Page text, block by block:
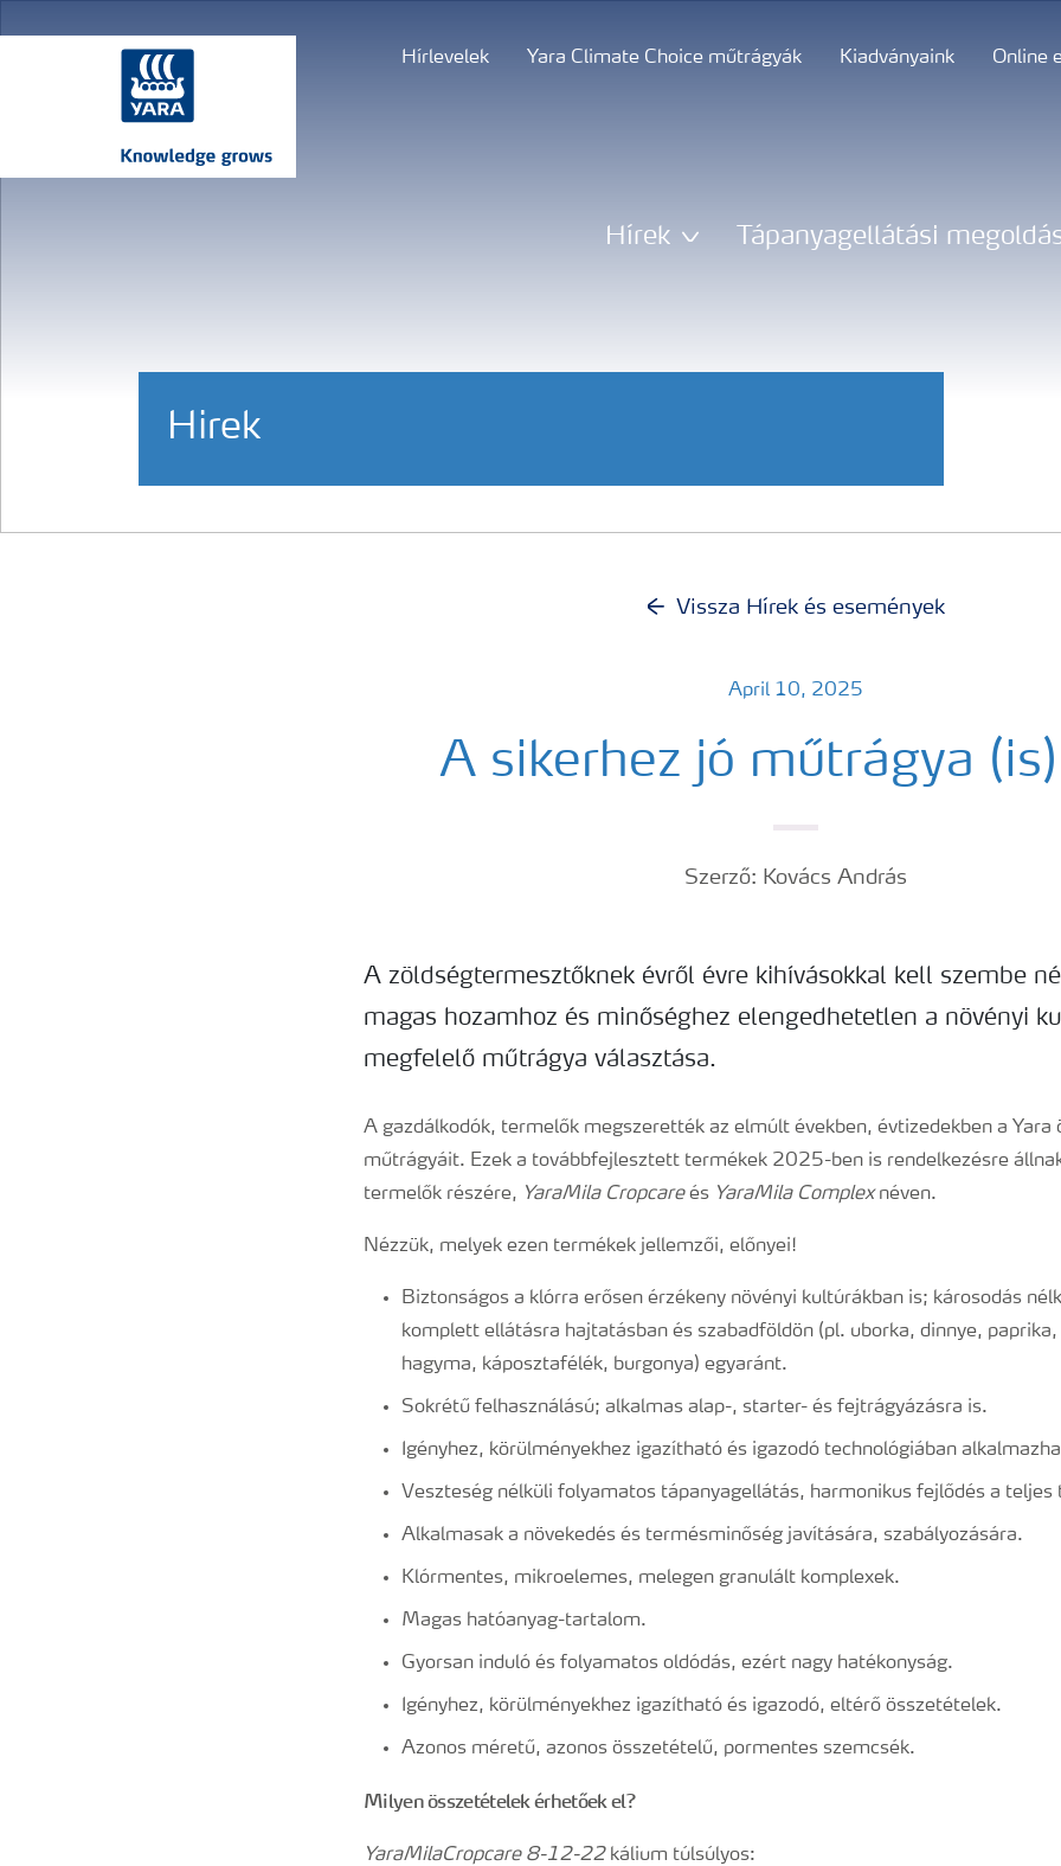
Hírlevelek Yara Climate Choice műtrágyák Kiadványaink Online
Hírek Tápanyagellátási
Hirek
Vissza Hírek és események
April 10, 2025
A sikerhez jó műtrágya
Szerző: Kovács András
A zöldségtermesztőknek évről évre kihívásokkal kell szembe
magas hozamhoz és minőséghez elengedhetetlen a növényi
megfelelő műtrágya választása.
A gazdálkodók, termelők megszerették az elmúlt években, évtizedekben a
műtrágyáit. Ezek a továbbfejlesztett termékek 2025-ben is rendelkezésre
termelők részére, YaraMila Cropcareés YaraMila Complexnéven.
Nézzük, melyek ezen termékek jellemzői, előnyei!
Biztonságos a klórra erősen érzékeny növényi kultúrákban is; károsodás
komplett ellátásra hajtatásban és szabadföldön (pl. uborka, dinnye,
hagyma, káposztafélék, burgonya) egyaránt.
Sokrétű felhasználású; alkalmas alap-, starter- és fejtrágyázásra is.
Igényhez, körülményekhez igazítható és igazodó technológiában
Veszteség nélküli folyamatos tápanyagellátás, harmonikus fejlődés a teljes
Alkalmasak a növekedés és termésminőség javítására, szabályozására.
Klórmentes, mikroelemes, melegen granulált komplexek.
Magas hatóanyag-tartalom.
Gyorsan induló és folyamatos oldódás, ezért nagy hatékonyság.
Igényhez, körülményekhez igazítható és igazodó, eltérő összetételek.
Azonos méretű, azonos összetételű, pormentes szemcsék.
Milyen összetételek érhetőek el?
YaraMilaCropcare 8-12-22 kálium túlsúlyos: